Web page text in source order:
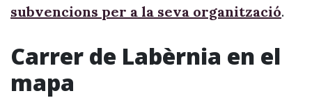
subvencions per a la seva organització.
Carrer de Labèrnia en el
mapa